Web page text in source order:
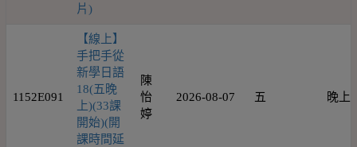
片)
1152E091
【線上】
手把手從
新學日語
18(五晚
上)(33課
開始)(開
課時間延
陳
怡
婷
2026-08-07 五 晚上